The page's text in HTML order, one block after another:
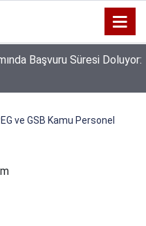
Başvuru Süresi Doluyor:
ve GSB Kamu Personel